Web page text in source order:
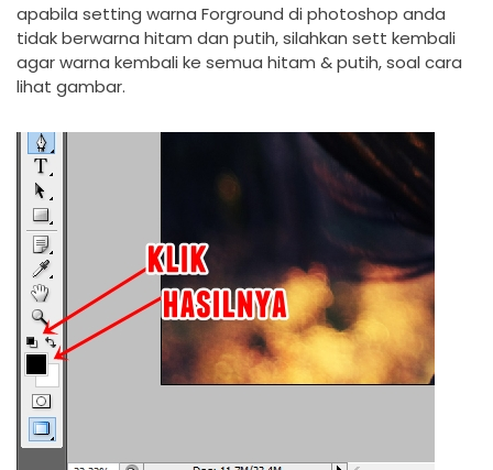
apabila setting warna Forground di photoshop anda
tidak berwarna hitam dan putih, silahkan sett kembali
agar warna kembali ke semua hitam & putih, soal cara
lihat gambar.